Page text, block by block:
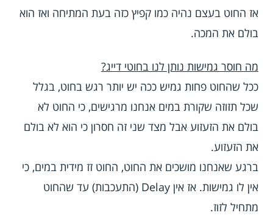
אז החוט בעצם נהיה כמו קפיץ כזה בעת המתיחה ואז הוא
בולם את המכה.
מה חוסר גמישות נותן לנו בחוטי דייג?
ככל שהחוט פחות גמיש ככה יש יותר רגש בחוט, בגלל
שכל תזוזה שקורת במים אנחנו מרגישים, כי החוט לא
בולם את הזעזוע אבל מצד שני זה חסרון כי הוא לא בולם
את הזעזוע.
ברגע שאנחנו מושכים את החוט, החוט זז מידית במים, כי
אין לו גמישות. אז אין Delay (התעכבות) עד שהחוט
מתחיל לזוז.